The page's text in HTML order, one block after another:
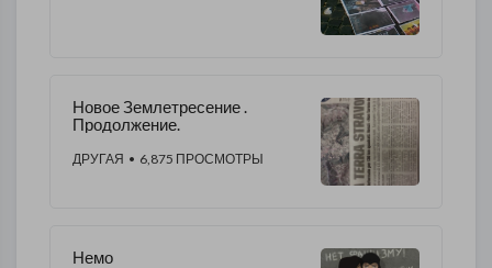
Новое Землетресение .
Продолжение.
ДРУГАЯ • 6,875 ПРОСМОТРЫ
Немо